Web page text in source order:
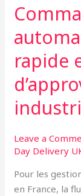
rapide
Leave a
Day Delivery
Pour les
en France, la
Commander
solution
automatique
livraison
rapide
en
France
Le
guide
industriel